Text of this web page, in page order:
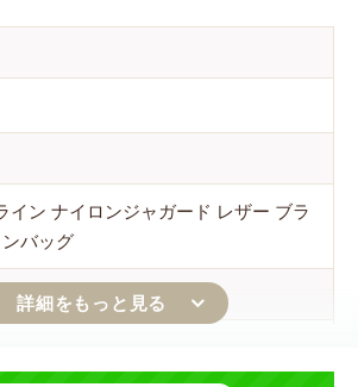
イン ナイロンジャガード レザー ブラ
バッグ